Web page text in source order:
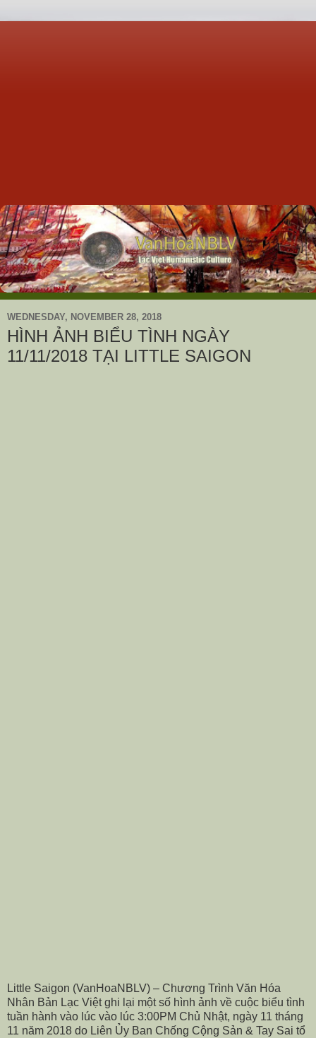
WEDNESDAY, NOVEMBER 28, 2018
HÌNH ẢNH BIỂU TÌNH NGÀY
11/11/2018 TẠI LITTLE SAIGON
Little Saigon (VanHoaNBLV) – Chương Trình Văn Hóa
Nhân Bản Lạc Việt ghi lại một số hình ảnh về cuộc biểu tình
tuần hành vào lúc vào lúc 3:00PM Chủ Nhật, ngày 11 tháng
11 năm 2018 do Liên Ủy Ban Chống Cộng Sản & Tay Sai tổ